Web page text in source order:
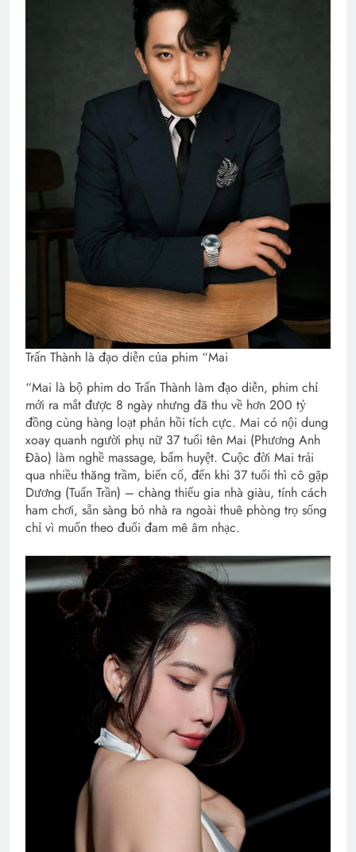
Trấn Thành là đạo diễn của phim “Mai
“Mai là bộ phim do Trấn Thành làm đạo diễn, phim chỉ
mới ra mắt được 8 ngày nhưng đã thu về hơn 200 tỷ
đồng cùng hàng loạt phản hồi tích cực. Mai có nội dung
xoay quanh người phụ nữ 37 tuổi tên Mai (Phương Anh
Đào) làm nghề massage, bấm huyệt. Cuộc đời Mai trải
qua nhiều thăng trầm, biến cố, đến khi 37 tuổi thì cô gặp
Dương (Tuấn Trần) – chàng thiếu gia nhà giàu, tính cách
ham chơi, sẵn sàng bỏ nhà ra ngoài thuê phòng trọ sống
chỉ vì muốn theo đuổi đam mê âm nhạc.